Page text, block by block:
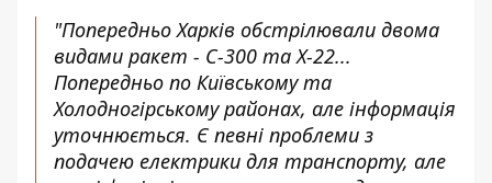
"Попередньо Харків обстрілювали двома
видами ракет - С-300 та Х-22...
Попередньо по Київському та
Холодногірському районах, але інформація
уточнюється. Є певні проблеми з
подачею електрики для транспорту, але